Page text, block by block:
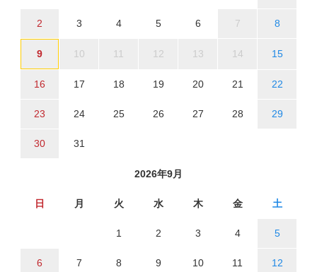
2 3 4 5 6 7 8
9 10 11 12 13 14 15
16 17 18 19 20 21 22
23 24 25 26 27 28 29
30 31
2026年9月
日 月 火 水 木 金 土
1 2 3 4 5
6 7 8 9 10 11 12